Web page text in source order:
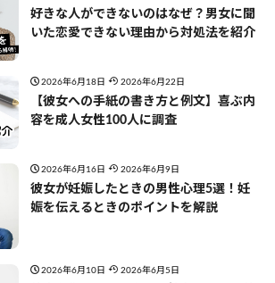
好きな人ができないのはなぜ？男女に聞
いた恋愛できない理由から対処法を紹介
2026年6月18日 2026年6月22日
【彼女への手紙の書き方と例文】喜ぶ内
容を成人女性100人に調査
2026年6月16日 2026年6月9日
彼女が妊娠したときの男性心理5選！妊
娠を伝えるときのポイントを解説
2026年6月10日 2026年6月5日